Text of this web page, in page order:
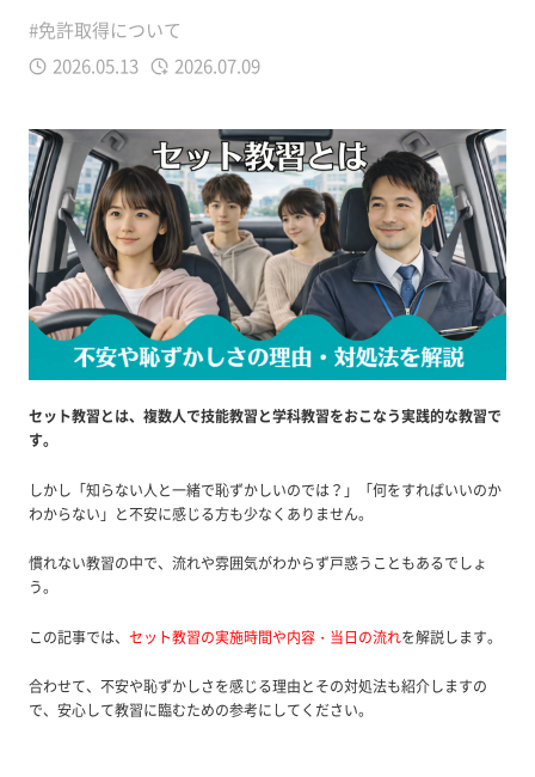
#免許取得について
2026.05.13
2026.07.09
セット教習とは、複数人で技能教習と学科教習をおこなう実践的な教習で
す。
しかし「知らない人と一緒で恥ずかしいのでは？」「何をすればいいのか
わからない」と不安に感じる方も少なくありません。
慣れない教習の中で、流れや雰囲気がわからず戸惑うこともあるでしょ
う。
この記事では、 セット教習の実施時間や内容・当日の流れを解説します。
合わせて、 不安や恥ずかしさを感じる理由とその対処法も紹介しますの
で、安心して教習に臨むための参考にしてください。